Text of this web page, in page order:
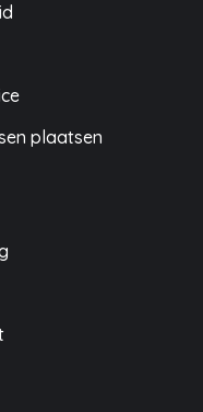
plaatsen